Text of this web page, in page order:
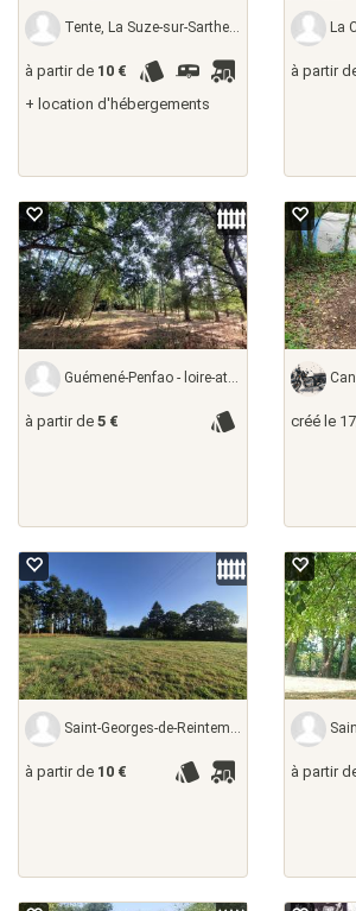
Tente, La Suze-sur-Sarthe - sarthe, France
à partir de 10 €
+ location d'hébergements
La
à partir
Guémené-Penfao - loire-atlantique,
à partir de 5 € créé le
Saint-Georges-de-Reintembault - ille-et-vilaine,
à partir de 10 € à partir